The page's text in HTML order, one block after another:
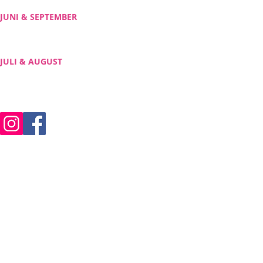
JUNI & SEPTEMBER
JULI & AUGUST